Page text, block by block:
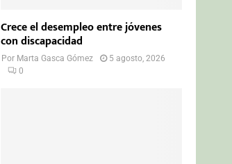
Crece el desempleo entre jóvenes
con discapacidad
Por Marta Gasca Gómez
5 agosto, 2026
0